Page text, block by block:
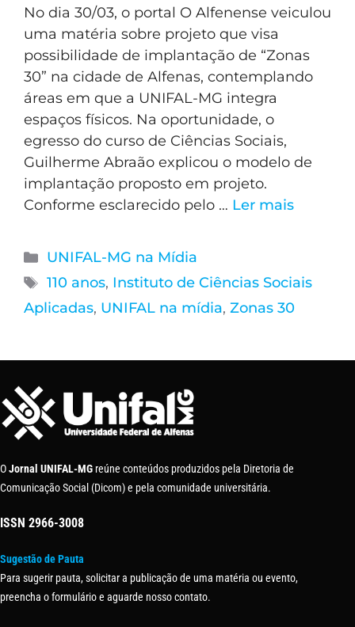
No dia 30/03, o portal O Alfenense veiculou
uma matéria sobre projeto que visa
possibilidade de implantação de “Zonas
30” na cidade de Alfenas, contemplando
áreas em que a UNIFAL-MG integra
espaços físicos. Na oportunidade, o
egresso do curso de Ciências Sociais,
Guilherme Abraão explicou o modelo de
implantação proposto em projeto.
Conforme esclarecido pelo … Ler mais
UNIFAL-MG na Mídia
110 anos, Instituto de Ciências Sociais
Aplicadas, UNIFAL na mídia, Zonas 30
OJornal UNIFAL-MG reúne conteúdos produzidos pela Diretoria de
Comunicação Social (Dicom) e pela comunidade universitária.
ISSN 2966-3008
Sugestão de Pauta
Para sugerir pauta, solicitar a publicação de uma matéria ou evento,
preencha o formulário e aguarde nosso contato.